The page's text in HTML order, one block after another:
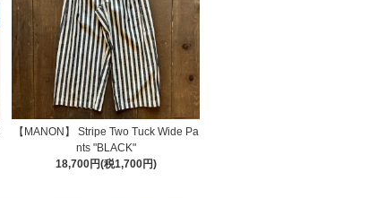
【MANON】 Stripe Two Tuck Wide Pa
nts "BLACK"
18,700円(税1,700円)